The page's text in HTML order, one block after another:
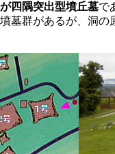
四隅突出型墳丘墓で
墓群があるが、洞の